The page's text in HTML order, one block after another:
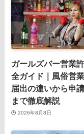
ガールズバー営業
全ガイド｜風俗営
届出の違いから申
まで徹底解説
2026年8月8日